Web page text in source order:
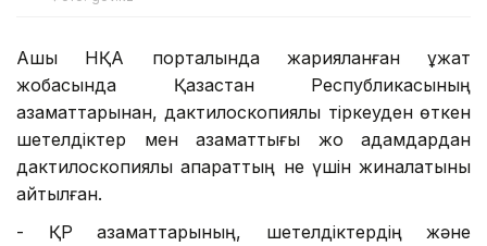
Ашық НҚА порталында жарияланған құжат
жобасында Қазақстан Республикасының
азаматтарынан, дактилоскопиялық тіркеуден өткен
шетелдіктер мен азаматтығы жоқ адамдардан
дактилоскопиялық ақпараттың не үшін жиналатыны
айтылған.
- ҚР азаматтарының, шетелдіктердің және